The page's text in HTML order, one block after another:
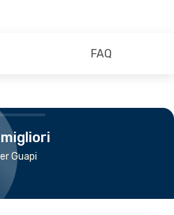
FAQ
Guapi